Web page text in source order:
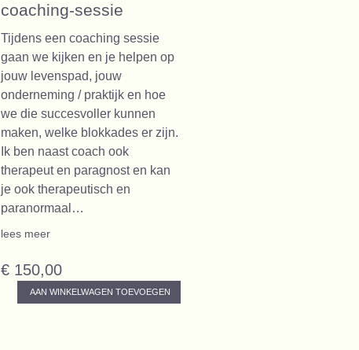
coaching-sessie
Tijdens een coaching sessie
gaan we kijken en je helpen op
jouw levenspad, jouw
onderneming / praktijk en hoe
we die succesvoller kunnen
maken, welke blokkades er zijn.
Ik ben naast coach ook
therapeut en paragnost en kan
je ook therapeutisch en
paranormaal…
lees meer
€ 150,00
AAN WINKELWAGEN TOEVOEGEN